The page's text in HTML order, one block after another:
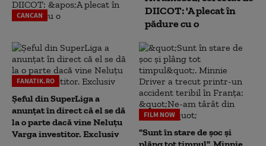
CANCAN
DIICOT: 'A plecat în
pădure cu o
FANATIK.RO
Șeful din SuperLiga a
anunțat în direct că el se dă
la o parte dacă vine Neluțu
Varga investitor. Exclusiv
FILM NOW
"Sunt în stare de șoc și